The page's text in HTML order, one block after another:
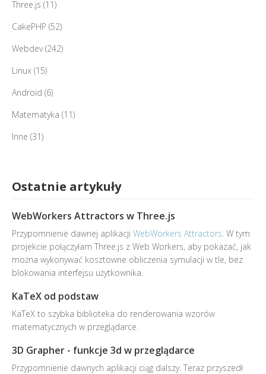
Three.js (11)
CakePHP (52)
Webdev(242)
Linux (15)
Android (6)
Matematyka (11)
Inne (31)
Ostatnie artykuły
WebWorkers Attractors w Three.js
Przypomnienie dawnej aplikacji WebWorkers Attractors. W tym
projekcie połączyłam Three.js z Web Workers, aby pokazać, jak
można wykonywać kosztowne obliczenia symulacji w tle, bez
blokowania interfejsu użytkownika.
KaTeX od podstaw
KaTeX to szybka biblioteka do renderowania wzorów
matematycznych w przeglądarce.
3D Grapher - funkcje 3d w przeglądarce
Przypomnienie dawnych aplikacji ciąg dalszy. Teraz przyszedł